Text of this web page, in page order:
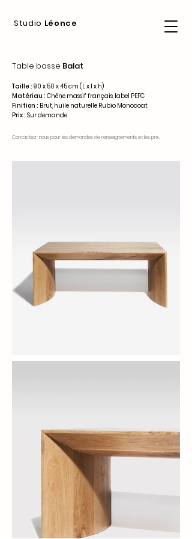
Studio Léonce
Table basse Balat
Taille : 90 x 50 x 45 cm (L x l x h)
Matériau : Chêne massif français, label PEFC
Finition : Brut, huile naturelle Rubio Monocoat
Prix : Sur demande
Contactez-nous pour les demandes de renseignements et les prix.